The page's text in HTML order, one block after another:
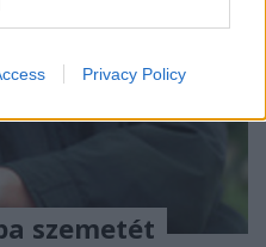
Privacy Policy
szemetét